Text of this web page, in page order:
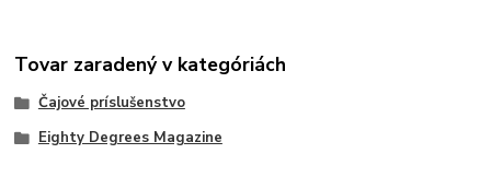
Tovar zaradený v kategóriách
Čajové príslušenstvo
Eighty Degrees Magazine